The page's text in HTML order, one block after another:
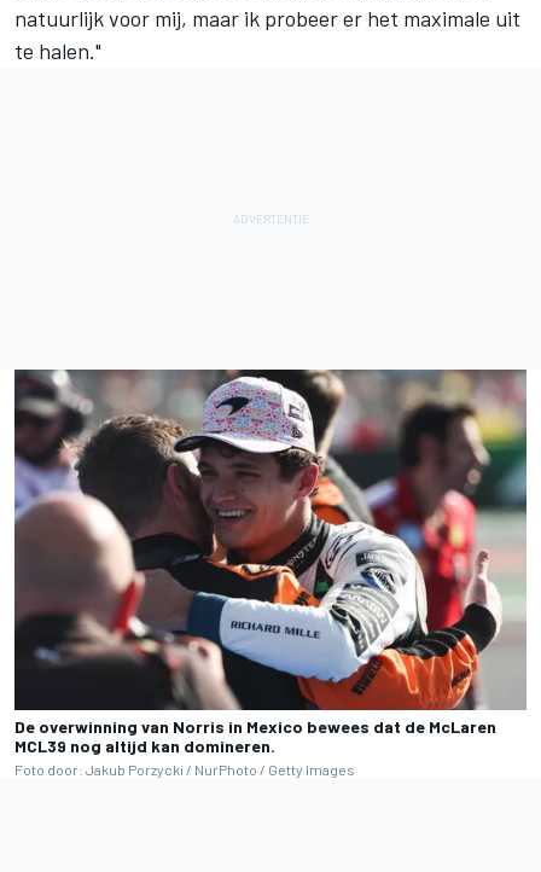
natuurlijk voor mij, maar ik probeer er het maximale uit
te halen."
De overwinning van Norris in Mexico bewees dat de McLaren
MCL39 nog altijd kan domineren.
Foto door: Jakub Porzycki / NurPhoto / Getty Images